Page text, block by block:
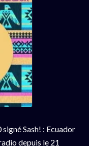
Sash! : Ecuador
depuis le 21